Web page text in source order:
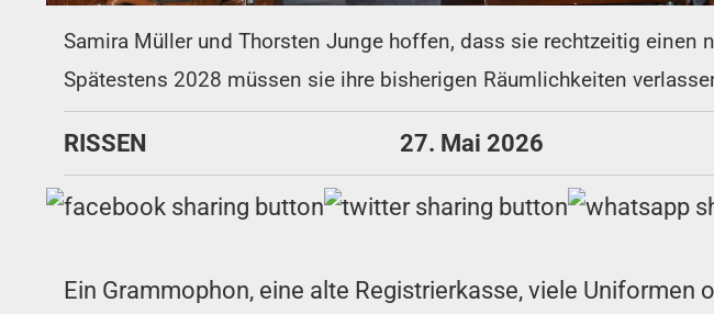
Samira Müller und Thorsten Junge hoffen, dass sie rechtzeitig
Spätestens 2028 müssen sie ihre bisherigen Räumlichkeiten
RISSEN 27. Mai 2026
Ein Grammophon, eine alte Registrierkasse, viele